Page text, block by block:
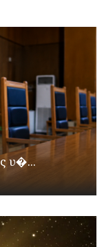
υ�...